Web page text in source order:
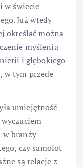
w świecie
Już wtedy
określać można
myślenia
i głębokiego
w tym przede
umiejętność
w branży
czy samolot
są relacje z